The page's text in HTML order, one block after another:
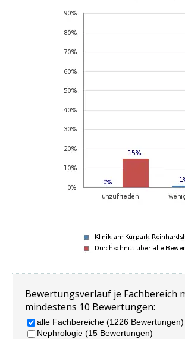
Bewertungsverlauf je Fachbereich
mindestens 10 Bewertungen:
alle Fachbereiche (1226 Bewertungen)
Nephrologie (15 Bewertungen)